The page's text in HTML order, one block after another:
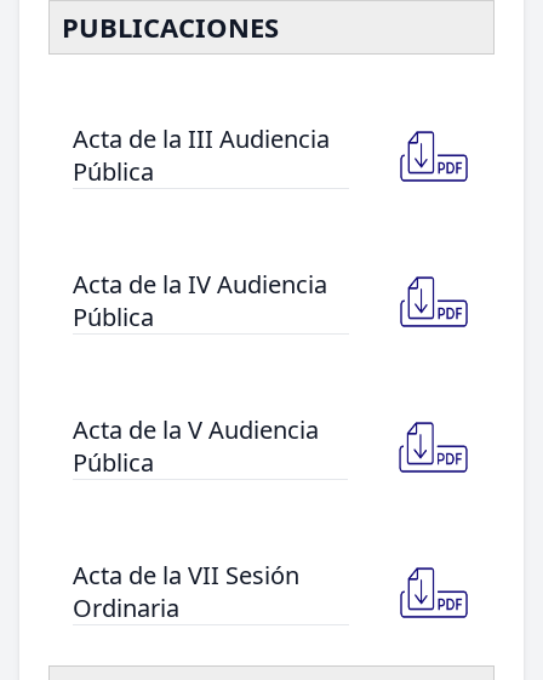
PUBLICACIONES
Acta de la III Audiencia
Pública
Acta de la IV Audiencia
Pública
Acta de la V Audiencia
Pública
Acta de la VII Sesión
Ordinaria